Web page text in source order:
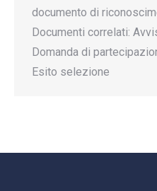
documento di
Documenti correlati:
Domanda di
Esito selezione